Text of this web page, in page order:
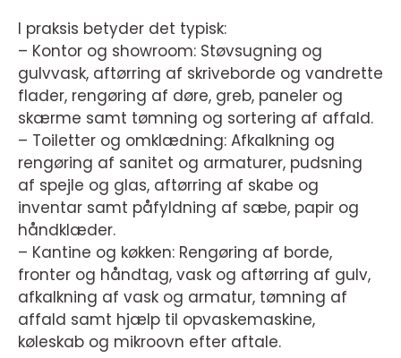
I praksis betyder det typisk:
– Kontor og showroom: Støvsugning og
gulvvask, aftørring af skriveborde og vandrette
flader, rengøring af døre, greb, paneler og
skærme samt tømning og sortering af affald.
– Toiletter og omklædning: Afkalkning og
rengøring af sanitet og armaturer, pudsning
af spejle og glas, aftørring af skabe og
inventar samt påfyldning af sæbe, papir og
håndklæder.
– Kantine og køkken: Rengøring af borde,
fronter og håndtag, vask og aftørring af gulv,
afkalkning af vask og armatur, tømning af
affald samt hjælp til opvaskemaskine,
køleskab og mikroovn efter aftale.